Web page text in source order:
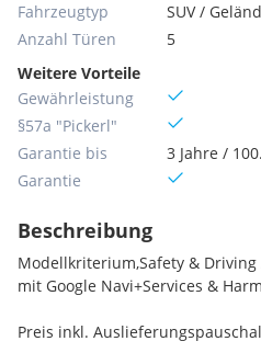
Fahrzeugtyp
SUV /
Anzahl Türen
5
Weitere Vorteile
Gewährleistung
§57a "Pickerl"
Garantie bis
3 Jahre /
Garantie
Beschreibung
Modellkriterium,Safety &
mit Google Navi+Services &
Preis inkl.